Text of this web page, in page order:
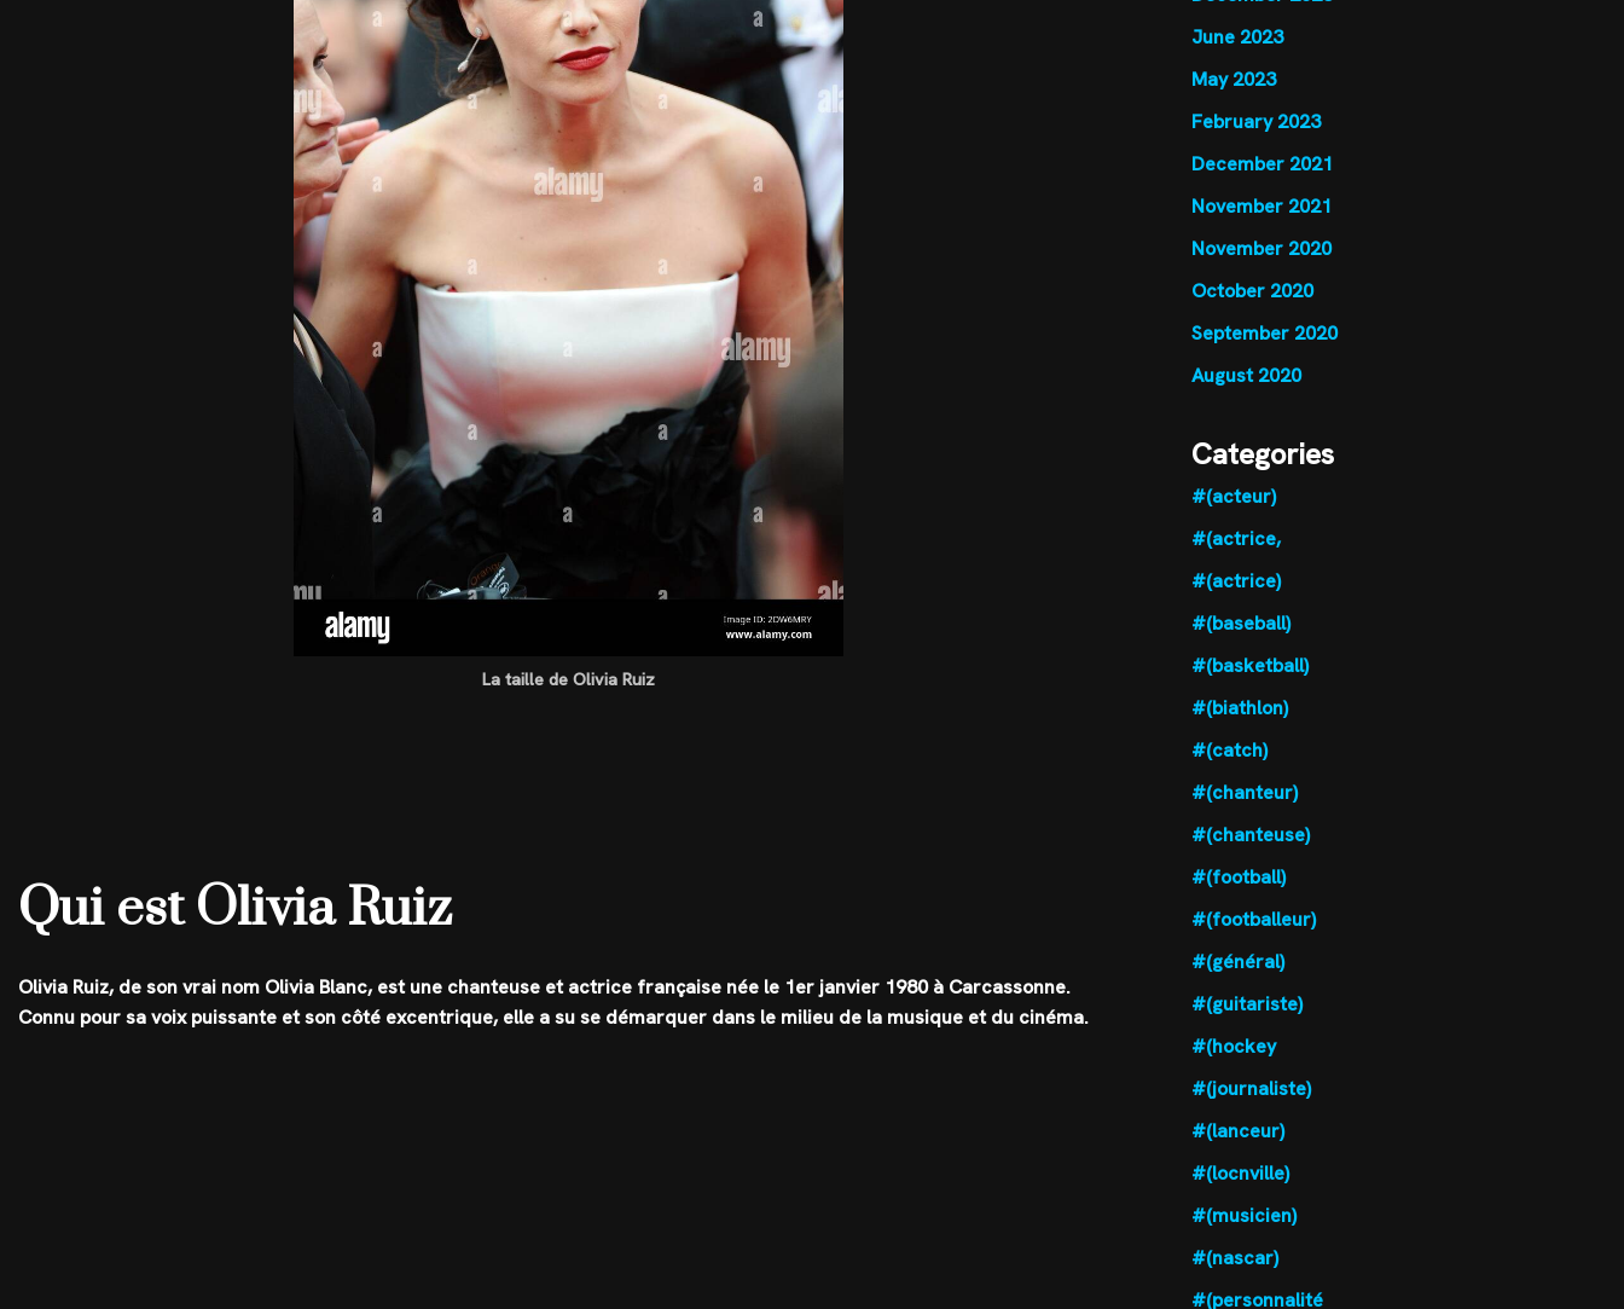
La taille de Olivia Ruiz
Qui est Olivia Ruiz
Olivia Ruiz, de son vrai nom Olivia Blanc, est une chanteuse et actrice française née le 1er janvier 1980 à Carcassonne.
Connu pour sa voix puissante et son côté excentrique, elle a su se démarquer dans le milieu de la musique et du cinéma.
June 2023
May 2023
February 2023
December 2021
November 2021
November 2020
October 2020
September 2020
August 2020
Categories
#(acteur)
#(actrice,
#(actrice)
#(baseball)
#(basketball)
#(biathlon)
#(catch)
#(chanteur)
#(chanteuse)
#(football)
#(footballeur)
#(général)
#(guitariste)
#(hockey
#(journaliste)
#(lanceur)
#(locnville)
#(musicien)
#(nascar)
#(personnalité